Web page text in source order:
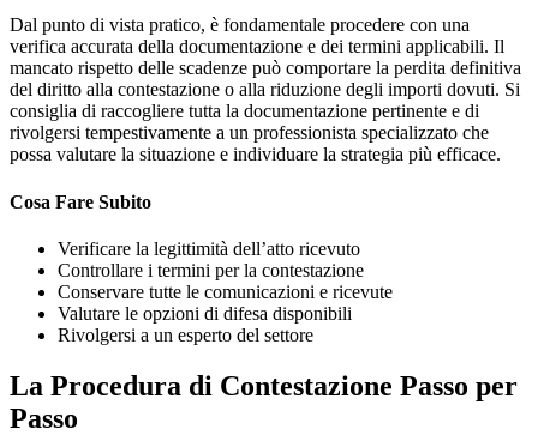
Dal punto di vista pratico, è fondamentale procedere con una
verifica accurata della documentazione e dei termini applicabili. Il
mancato rispetto delle scadenze può comportare la perdita definitiva
del diritto alla contestazione o alla riduzione degli importi dovuti. Si
consiglia di raccogliere tutta la documentazione pertinente e di
rivolgersi tempestivamente a un professionista specializzato che
possa valutare la situazione e individuare la strategia più efficace.
Cosa Fare Subito
Verificare la legittimità dell’atto ricevuto
Controllare i termini per la contestazione
Conservare tutte le comunicazioni e ricevute
Valutare le opzioni di difesa disponibili
Rivolgersi a un esperto del settore
La Procedura di Contestazione Passo per
Passo